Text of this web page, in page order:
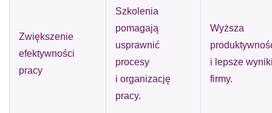
Zwiększenie
efektywności
pracy
Szkolenia
pomagają
usprawnić
procesy
i organizację
pracy.
Wyższa
i lepsze
firmy.